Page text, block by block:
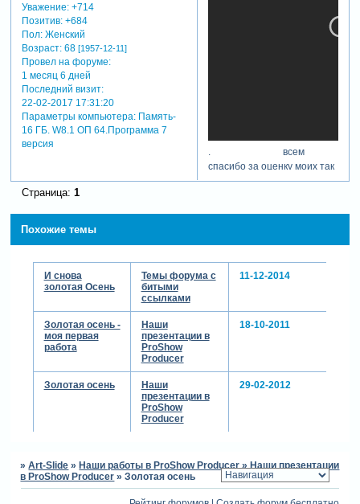
Уважение: +714
Позитив: +684
Пол:Женский
Возраст:68 [1957-12-11]
Провел на форуме:
1 месяц 6 дней
Последний визит:
22-02-2017 17:31:20
Параметры компьютера:Память-
16 ГБ. W8.1 ОП 64.Программа 7
версия
. всем
спасибо за оценку моих так
сказать трудов. это пока
уже есть.
галина (12-12-2013
01:46:50)
Страница: 1
Похожие темы
И снова
золотая Осень
Темы форума с
битыми
ссылками
11-12-2014
Золотая осень -
моя первая
работа
Наши
презентации в
ProShow
Producer
18-10-2011
Золотая осень
Наши
презентации в
ProShow
Producer
29-02-2012
»Art-Slide »Наши работы в ProShow Producer »Наши презентации
в ProShow Producer »Золотая осень